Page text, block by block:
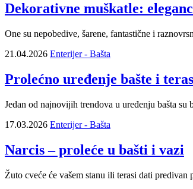
Dekorativne muškatle:
One su nepobedive, šarene, fantastične i
21.04.2026 Enterijer - Bašta
Prolećno uređenje bašte i
Jedan od najnovijih trendova u uređenju bašta
17.03.2026 Enterijer - Bašta
Narcis – proleće u bašti i vazi
Žuto cveće će vašem stanu ili terasi dati predivan